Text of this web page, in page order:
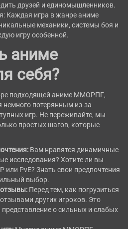
друзей и единомышленников.
Каждая игра в жанре аниме
механики, системы боя и
игру особенной.
аниме
себя?
подходящей аниме ММОРПГ,
немного потерянным из-за
игр. Не переживайте, мы
простых шагов, которые
Вам нравятся динамичные
исследования? Хотите ли вы
или PvE? Знать свои предпочтения
выбор.
отзывы: Перед тем, как погрузиться
других игроков. Это
о сильных и слабых